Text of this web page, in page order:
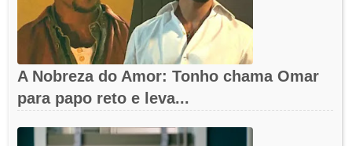
A Nobreza do Amor: Tonho chama Omar
para papo reto e leva...